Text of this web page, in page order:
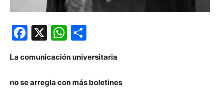
Facebook
X WhatsApp
La comunicación universitaria
no se arregla con más boletines